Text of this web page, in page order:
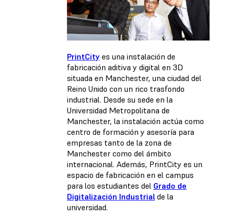
PrintCity es una instalación de
fabricación aditiva y digital en 3D
situada en Manchester, una ciudad del
Reino Unido con un rico trasfondo
industrial. Desde su sede en la
Universidad Metropolitana de
Manchester, la instalación actúa como
centro de formación y asesoría para
empresas tanto de la zona de
Manchester como del ámbito
internacional. Además, PrintCity es un
espacio de fabricación en el campus
para los estudiantes del Grado de
Digitalización Industrial de la
universidad.